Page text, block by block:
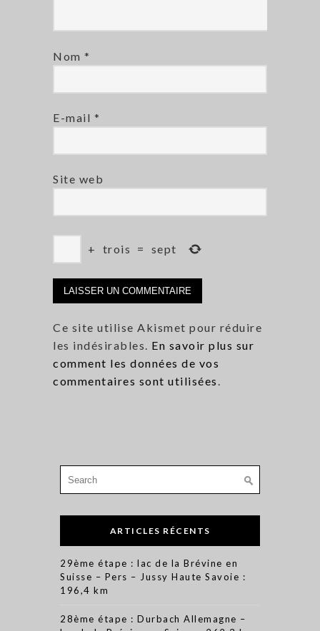
Nom *
E-mail *
Site web
+ trois = sept
Ce site utilise Akismet pour réduire
les indésirables. En savoir plus sur
comment les données de vos
commentaires sont utilisées .
for:
ARTICLES RÉCENTS
29ème étape : lac de la Brévine en
Suisse – Pers – Jussy Haute Savoie :
196,4 km
28ème étape : Durbach Allemagne –